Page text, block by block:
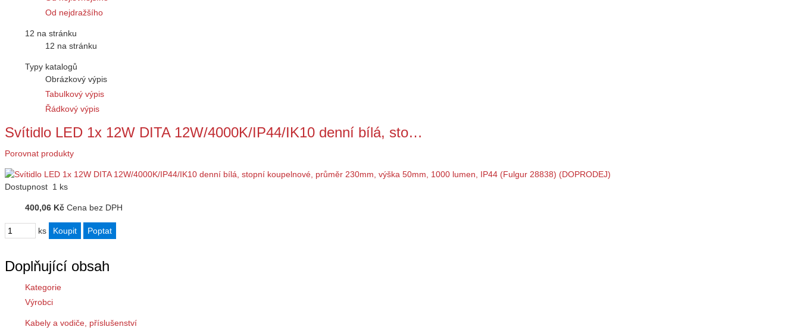
Od nejdražšího
12 na stránku
12 na stránku
Typy katalogů
Obrázkový výpis
Tabulkový výpis
Řádkový výpis
Svítidlo LED 1x 12W DITA 12W/4000K/IP44/IK10 denní bílá, sto…
Porovnat produkty
Dostupnost 1 ks
400,06 Kč Cena bez DPH
ks
Doplňující obsah
Kategorie
Výrobci
Kabely a vodiče, příslušenství